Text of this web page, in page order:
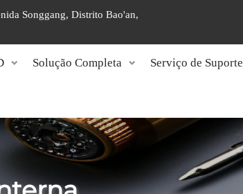
Songgang, Distrito Bao'an,
Solução Completa Serviço de Suporte